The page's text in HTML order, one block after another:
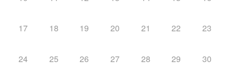
17 18 19 20 21 22 23
24 25 26 27 28 29 30